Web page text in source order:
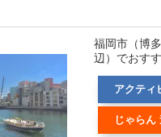
福岡市（博
辺）でおす
アクティ
じゃらん